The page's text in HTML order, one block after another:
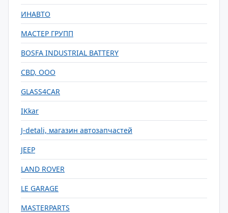
ИНАВТО
МАСТЕР ГРУПП
BOSFA INDUSTRIAL BATTERY
CBD, ООО
GLASS4CAR
IKkar
J-detali, магазин автозапчастей
JEEP
LAND ROVER
LE GARAGE
MASTERPARTS